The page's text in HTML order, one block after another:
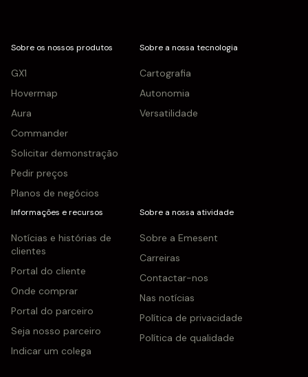
Sobre os nossos produtos
GX1
Hovermap
Aura
Commander
Solicitar demonstração
Pedir preços
Planos de negócios
Sobre a nossa tecnologia
Cartografia
Autonomia
Versatilidade
Informações e recursos
Notícias e histórias de
clientes
Portal do cliente
Onde comprar
Portal do parceiro
Seja nosso parceiro
Indicar um colega
Sobre a nossa atividade
Sobre a Emesent
Carreiras
Contactar-nos
Nas notícias
Política de privacidade
Política de qualidade